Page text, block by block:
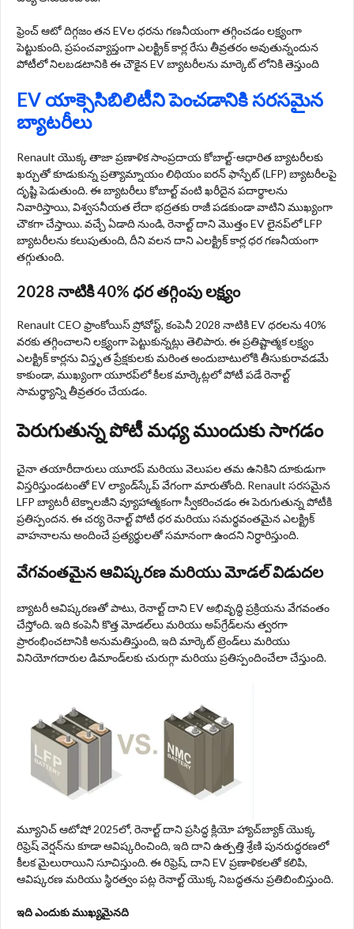
ఫ్రెంచ్ ఆటో దిగ్గజం తన EVల ధరను గణనీయంగా తగ్గించడం లక్ష్యంగా
పెట్టుకుంది, ప్రపంచవ్యాప్తంగా ఎలక్ట్రిక్ కార్ల రేసు తీవ్రతరం అవుతున్నందున
పోటీలో నిలబడటానికి ఈ చౌకైన EV బ్యాటరీలను మార్కెట్ లోనికి తెస్తుంది
EV యాక్సెసిబిలిటీని పెంచడానికి సరసమైన
బ్యాటరీలు
Renault యొక్క తాజా ప్రణాళిక సాంప్రదాయ కోబాల్ట్-ఆధారిత బ్యాటరీలకు
ఖర్చుతో కూడుకున్న ప్రత్యామ్నాయం లిథియం ఐరన్ ఫాస్ఫేట్ (LFP) బ్యాటరీలపై
దృష్టి పెడుతుంది. ఈ బ్యాటరీలు కోబాల్ట్ వంటి ఖరీదైన పదార్థాలను
నివారిస్తాయి, విశ్వసనీయత లేదా భద్రతకు రాజీ పడకుండా వాటిని ముఖ్యంగా
చౌకగా చేస్తాయి. వచ్చే ఏడాది నుండి, రెనాల్ట్ దాని మొత్తం EV లైనప్‌లో LFP
బ్యాటరీలను కలుపుతుంది, దీని వలన దాని ఎలక్ట్రిక్ కార్ల ధర గణనీయంగా
తగ్గుతుంది.
2028 నాటికి 40% ధర తగ్గింపు లక్ష్యం
Renault CEO ఫ్రాంకోయిస్ ప్రోవోస్ట్, కంపెనీ 2028 నాటికి EV ధరలను 40%
వరకు తగ్గించాలని లక్ష్యంగా పెట్టుకున్నట్లు తెలిపారు. ఈ ప్రతిష్టాత్మక లక్ష్యం
ఎలక్ట్రిక్ కార్లను విస్తృత ప్రేక్షకులకు మరింత అందుబాటులోకి తీసుకురావడమే
కాకుండా, ముఖ్యంగా యూరప్‌లో కీలక మార్కెట్లలో పోటీ పడే రెనాల్ట్
సామర్థ్యాన్ని తీవ్రతరం చేయడం.
పెరుగుతున్న పోటీ మధ్య ముందుకు సాగడం
చైనా తయారీదారులు యూరప్ మరియు వెలుపల తమ ఉనికిని దూకుడుగా
విస్తరిస్తుండటంతో EV ల్యాండ్‌స్కేప్ వేగంగా మారుతోంది. Renault సరసమైన
LFP బ్యాటరీ టెక్నాలజీని వ్యూహాత్మకంగా స్వీకరించడం ఈ పెరుగుతున్న పోటీకి
ప్రతిస్పందన. ఈ చర్య రెనాల్ట్ పోటీ ధర మరియు సమర్థవంతమైన ఎలక్ట్రిక్
వాహనాలను అందించే ప్రత్యర్థులతో సమానంగా ఉందని నిర్ధారిస్తుంది.
వేగవంతమైన ఆవిష్కరణ మరియు మోడల్ విడుదల
బ్యాటరీ ఆవిష్కరణతో పాటు, రెనాల్ట్ దాని EV అభివృద్ధి ప్రక్రియను వేగవంతం
చేస్తోంది. ఇది కంపెనీ కొత్త మోడల్‌లు మరియు అప్‌గ్రేడ్‌లను త్వరగా
ప్రారంభించటానికి అనుమతిస్తుంది, ఇది మార్కెట్ ట్రెండ్‌లు మరియు
వినియోగదారుల డిమాండ్‌లకు చురుగ్గా మరియు ప్రతిస్పందించేలా చేస్తుంది.
మ్యూనిచ్ ఆటోషో 2025లో, రెనాల్ట్ దాని ప్రసిద్ధ క్లియో హ్యాచ్‌బ్యాక్ యొక్క
రిఫ్రెష్ వెర్షన్‌ను కూడా ఆవిష్కరించింది, ఇది దాని ఉత్పత్తి శ్రేణి పునరుద్ధరణలో
కీలక మైలురాయిని సూచిస్తుంది. ఈ రిఫ్రెష్, దాని EV ప్రణాళికలతో కలిపి,
ఆవిష్కరణ మరియు స్థిరత్వం పట్ల రెనాల్ట్ యొక్క నిబద్ధతను ప్రతిబింబిస్తుంది.
ఇది ఎందుకు ముఖ్యమైనది